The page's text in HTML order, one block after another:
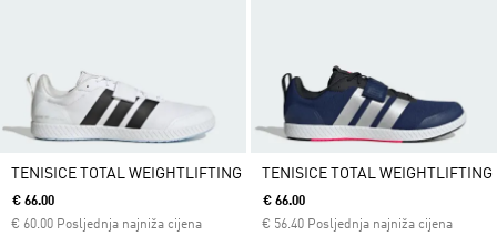
TENISICE TOTAL WEIGHTLIFTING
€ 66.00
€ 60.00 Posljednja najniža cijena
TENISICE TOTAL WEIGHTLIFTING
€ 66.00
€ 56.40 Posljednja najniža cijena